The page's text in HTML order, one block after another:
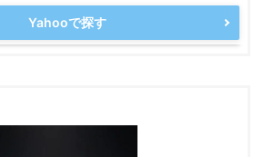
Yahooで探す